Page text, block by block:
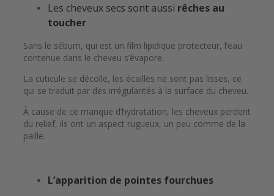
Les cheveux secs sont aussi rêches au
toucher
Sans le sébum, qui est un film lipidique protecteur, l’eau
contenue dans le cheveu s’évapore.
La cuticule se décolle, les écailles ne sont pas lisses, ce
qui se traduit par des irrégularités à la surface du cheveu.
À cause de ce manque d’hydratation, les cheveux perdent
du relief, ils ont un aspect rugueux, un peu comme de la
paille.
L’apparition de pointes fourchues